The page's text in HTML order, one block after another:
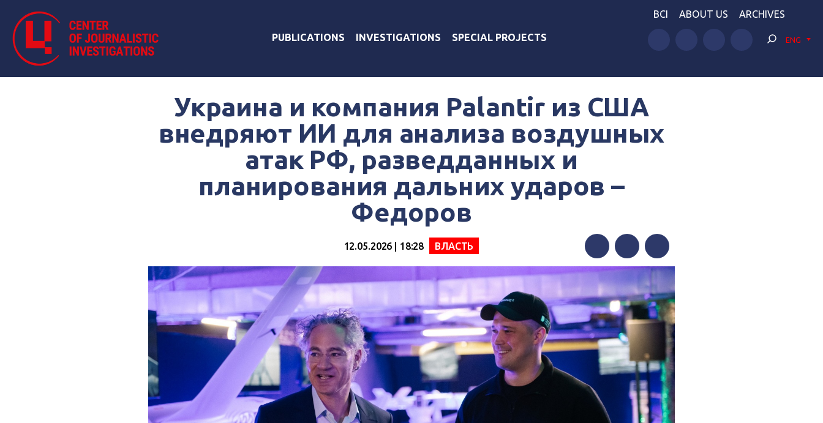
PUBLICATIONS INVESTIGATIONS SPECIAL PROJECTS
BCI ABOUT US ARCHIVES
ENG
Украина и компания Palantir из США
внедряют ИИ для анализа воздушных
атак РФ, разведданных и
планирования дальних ударов –
Федоров
12.05.2026 | 18:28 ВЛАСТЬ
FacebookTwitterTelegram